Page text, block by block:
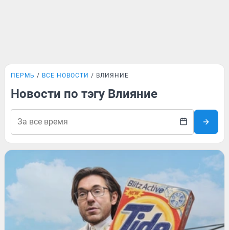
ПЕРМЬ ВСЕ НОВОСТИ ВЛИЯНИЕ
Новости по тэгу Влияние